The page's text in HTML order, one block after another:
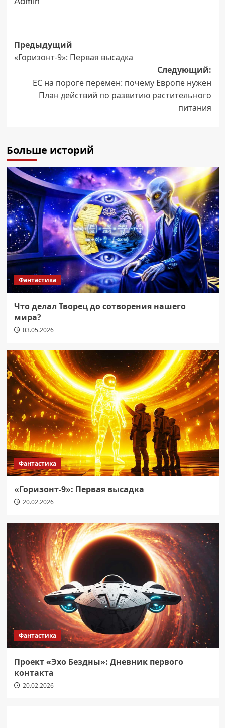
Навигация
записи
Предыдущий
«Горизонт-9»: Первая высадка
Следующий:
ЕС на пороге перемен: почему Европе нужен
План действий по развитию растительного
питания
Больше историй
Фантастика
Что делал Творец до сотворения нашего
мира?
03.05.2026
Фантастика
«Горизонт-9»: Первая высадка
20.02.2026
Фантастика
Проект «Эхо Бездны»: Дневник первого
контакта
20.02.2026